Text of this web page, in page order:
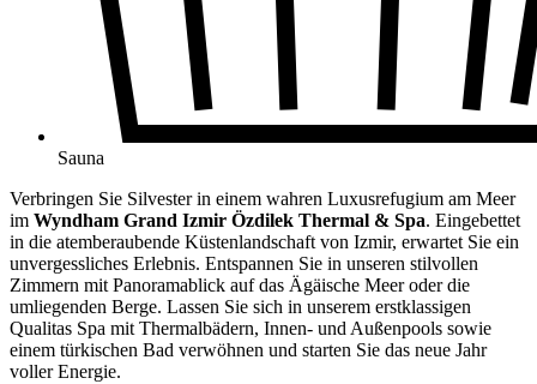
Sauna
Verbringen Sie Silvester in einem wahren Luxusrefugium am Meer
im Wyndham Grand Izmir Özdilek Thermal & Spa. Eingebettet
in die atemberaubende Küstenlandschaft von Izmir, erwartet Sie ein
unvergessliches Erlebnis. Entspannen Sie in unseren stilvollen
Zimmern mit Panoramablick auf das Ägäische Meer oder die
umliegenden Berge. Lassen Sie sich in unserem erstklassigen
Qualitas Spa mit Thermalbädern, Innen- und Außenpools sowie
einem türkischen Bad verwöhnen und starten Sie das neue Jahr
voller Energie.